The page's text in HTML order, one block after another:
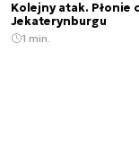
Kolejny atak.
Jekaterynburgu
1 min.